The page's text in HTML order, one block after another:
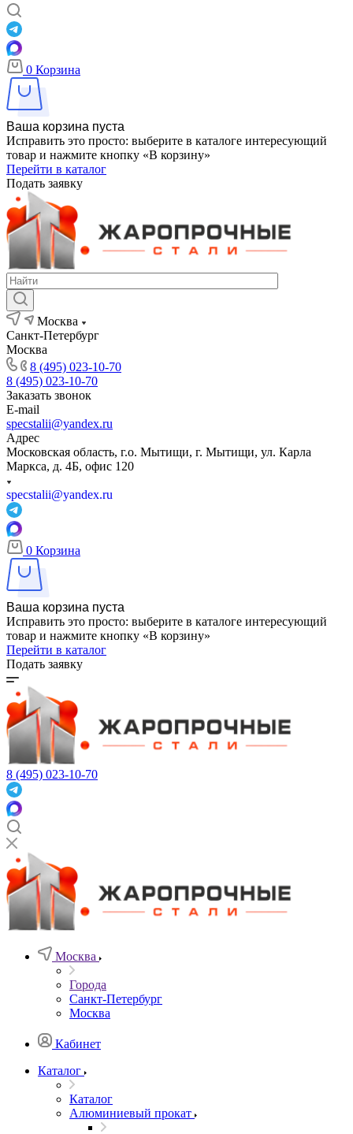
0 Корзина
Ваша корзина пуста
Исправить это просто: выберите в каталоге интересующий
товар и нажмите кнопку «В корзину»
Перейти в каталог
Подать заявку
Москва
Санкт-Петербург
Москва
8 (495) 023-10-70
8 (495) 023-10-70
Заказать звонок
E-mail
specstalii@yandex.ru
Адрес
Московская область, г.о. Мытищи, г. Мытищи, ул. Карла
Маркса, д. 4Б, офис 120
specstalii@yandex.ru
0 Корзина
Ваша корзина пуста
Исправить это просто: выберите в каталоге интересующий
товар и нажмите кнопку «В корзину»
Перейти в каталог
Подать заявку
8 (495) 023-10-70
Москва
Города
Санкт-Петербург
Москва
Кабинет
Каталог
Каталог
Алюминиевый прокат